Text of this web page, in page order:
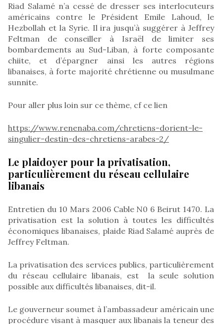
Riad Salamé n’a cessé de dresser ses interlocuteurs
américains contre le Président Emile Lahoud, le
Hezbollah et la Syrie. Il ira jusqu’à suggérer à Jeffrey
Feltman de conseiller à Israël de limiter ses
bombardements au Sud-Liban, à forte composante
chiite, et d’épargner ainsi les autres régions
libanaises, à forte majorité chrétienne ou musulmane
sunnite.
Pour aller plus loin sur ce thème, cf ce lien
https://www.renenaba.com/chretiens-dorient-le-
singulier-destin-des-chretiens-arabes-2/
Le plaidoyer pour la privatisation,
particulièrement du réseau cellulaire
libanais
Entretien du 10 Mars 2006 Cable N0 6 Beirut 1470. La
privatisation est la solution à toutes les difficultés
économiques libanaises, plaide Riad Salamé auprès de
Jeffrey Feltman.
La privatisation des services publics, particulièrement
du réseau cellulaire libanais, est la seule solution
possible aux difficultés libanaises, dit-il.
Le gouverneur soumet à l’ambassadeur américain une
procédure visant à masquer aux libanais la teneur des